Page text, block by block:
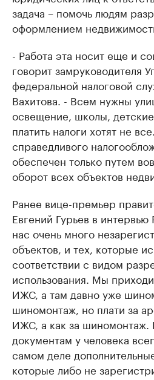
задача – помочь людям
оформлением
- Работа эта носит еще и
говорит замруководителя
федеральной налоговой
Вахитова. - Всем нужны
освещение, школы,
платить налоги хотят не
справедливого
обеспечен только путем
оборот всех объектов
Ранее вице-премьер
Евгений Гурьев в интервью
нас очень много
объектов, и тех, которые
соответствии с видом
использования. Мы
ИЖС, а там давно уже
шиномонтаж, но плати за
ИЖС, а как за шиномонтаж.
документам у человека
самом деле
которые либо не